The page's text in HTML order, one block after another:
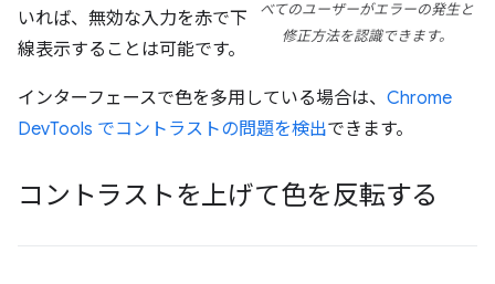
べてのユーザーがエラーの発生と
修正方法を認識できます。
いれば、無効な入力を赤で下
線表示することは可能です。
インターフェースで色を多用している場合は、 Chrome
DevTools でコントラストの問題を検出できます。
コントラストを上げて色を反転する